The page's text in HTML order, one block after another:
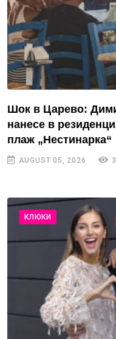
Шок в Царево:
нанесе в
плаж „Нестинарка“
AUGUST 05, 2026
КЛЮКИ